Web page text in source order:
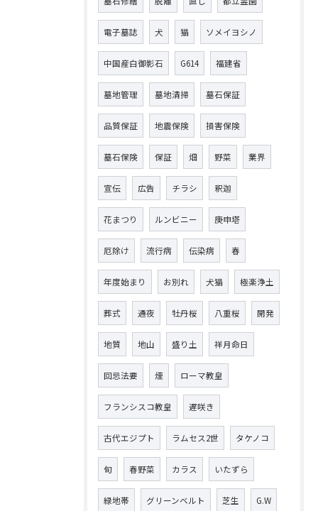
電子墓誌 犬 猫 ソメイヨシノ
中国産白御影石 G614 福建省
墓地管理 墓地清掃 墓石保証
品質保証 地震保険 損害保険
墓石保険 保証 畑 野菜 業界
宣伝 広告 チラシ 釈迦
花まつり ルンビニー 庚申塔
厄除け 流行病 伝染病 春
年度始まり お別れ 犬猫 極楽浄土
葬式 通夜 牡丹桜 八重桜 開発
地質 地山 盛り土 祥月命日
回忌法要 煙 ローマ教皇
フランシスコ教皇 遅咲き
古代エジプト ラムセス2世 タケノコ
旬 春野菜 カラス いたずら
緑地帯 グリーンベルト 芝生 G.W